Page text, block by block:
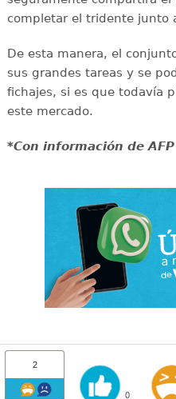
completar el tridente junto
De esta manera, el
sus grandes tareas y se
fichajes, si es que todavía
este mercado.
*Con información de AFP
2
0